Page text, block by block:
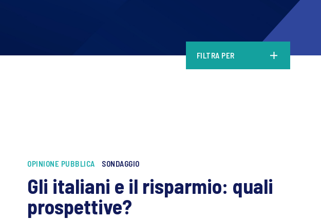
FILTRA PER
OPINIONE PUBBLICA SONDAGGIO
Gli italiani e il risparmio: quali
prospettive?